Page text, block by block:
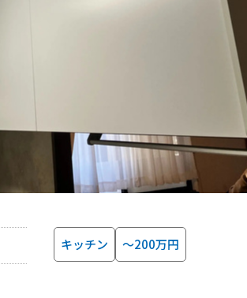
キッチン ～200万円